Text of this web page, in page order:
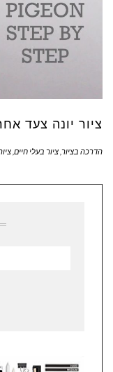
ציור יונה צעד
הדרכה בציור ציור בעלי חיים